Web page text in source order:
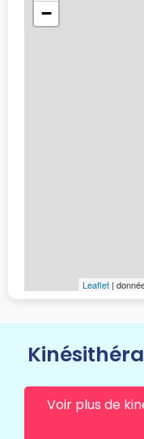
−
Leaflet |
Voir plus de